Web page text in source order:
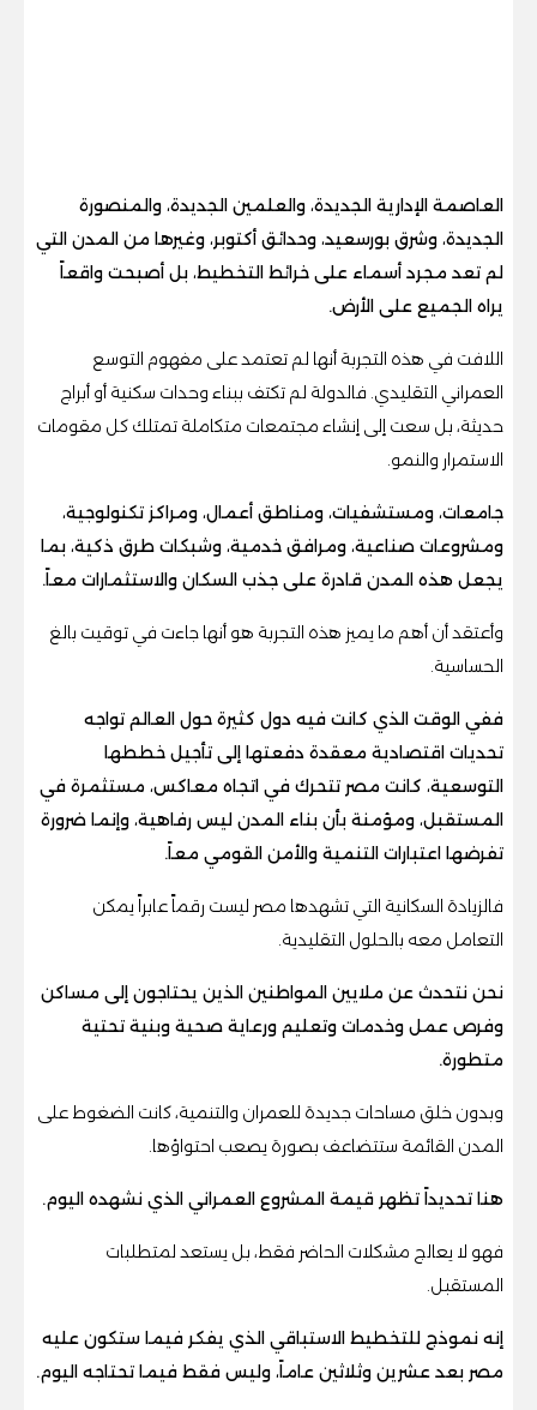
العاصمة الإدارية الجديدة، والعلمين الجديدة، والمنصورة
الجديدة، وشرق بورسعيد، وحدائق أكتوبر، وغيرها من المدن التي
لم تعد مجرد أسماء على خرائط التخطيط، بل أصبحت واقعاً
يراه الجميع على الأرض.
اللافت في هذه التجربة أنها لم تعتمد على مفهوم التوسع
العمراني التقليدي. فالدولة لم تكتف ببناء وحدات سكنية أو أبراج
حديثة، بل سعت إلى إنشاء مجتمعات متكاملة تمتلك كل مقومات
الاستمرار والنمو.
جامعات، ومستشفيات، ومناطق أعمال، ومراكز تكنولوجية،
ومشروعات صناعية، ومرافق خدمية، وشبكات طرق ذكية، بما
يجعل هذه المدن قادرة على جذب السكان والاستثمارات معاً.
وأعتقد أن أهم ما يميز هذه التجربة هو أنها جاءت في توقيت بالغ
الحساسية.
ففي الوقت الذي كانت فيه دول كثيرة حول العالم تواجه
تحديات اقتصادية معقدة دفعتها إلى تأجيل خططها
التوسعية، كانت مصر تتحرك في اتجاه معاكس، مستثمرة في
المستقبل، ومؤمنة بأن بناء المدن ليس رفاهية، وإنما ضرورة
تفرضها اعتبارات التنمية والأمن القومي معاً.
فالزيادة السكانية التي تشهدها مصر ليست رقماً عابراً يمكن
التعامل معه بالحلول التقليدية.
نحن نتحدث عن ملايين المواطنين الذين يحتاجون إلى مساكن
وفرص عمل وخدمات وتعليم ورعاية صحية وبنية تحتية
متطورة.
وبدون خلق مساحات جديدة للعمران والتنمية، كانت الضغوط على
المدن القائمة ستتضاعف بصورة يصعب احتواؤها.
هنا تحديداً تظهر قيمة المشروع العمراني الذي نشهده اليوم.
فهو لا يعالج مشكلات الحاضر فقط، بل يستعد لمتطلبات
المستقبل.
إنه نموذج للتخطيط الاستباقي الذي يفكر فيما ستكون عليه
مصر بعد عشرين وثلاثين عاماً، وليس فقط فيما تحتاجه اليوم.